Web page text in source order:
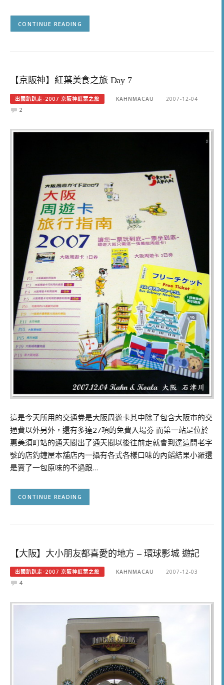
CONTINUE READING
【京阪神】紅葉美食之旅 Day 7
出國趴趴走-2007 京阪神紅葉之旅 KAHNMACAU
2007-12-04
2
這是今天所用的交通劵是大阪周遊卡其中除了包含大阪市的交
通費以外另外，還有多達27項的免費入場劵 而第一站是位於
惠美須町站的通天閣出了通天閣以後往前走就會到達這間老字
號的店釣鐘屋本舖店內一攝有各式各樣口味的內饀結果小羅還
是賣了一包原味的不過跟…
CONTINUE READING
【大阪】大小朋友都喜愛的地方 – 環球影城 遊記
出國趴趴走-2007 京阪神紅葉之旅 KAHNMACAU
2007-12-03
4